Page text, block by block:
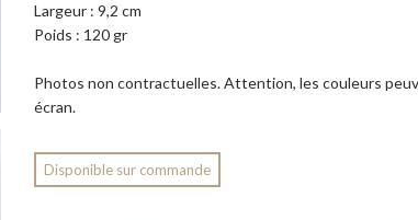
Largeur : 9,2 cm
Poids : 120 gr
Photos non contractuelles. Attention, les couleurs
écran.
Disponible sur commande